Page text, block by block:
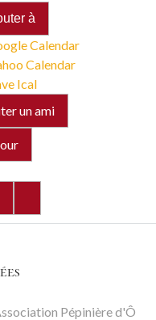
à
Calendar
Calendar
Ical
un ami
Pépinière d'Ô